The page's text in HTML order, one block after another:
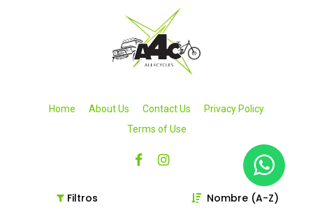
Filtros Nombre (A-Z)
Home About Us Contact Us
Privacy Policy
Terms of Use
Copyright © 2026 All4cycles SA de CV. Todos los derechos